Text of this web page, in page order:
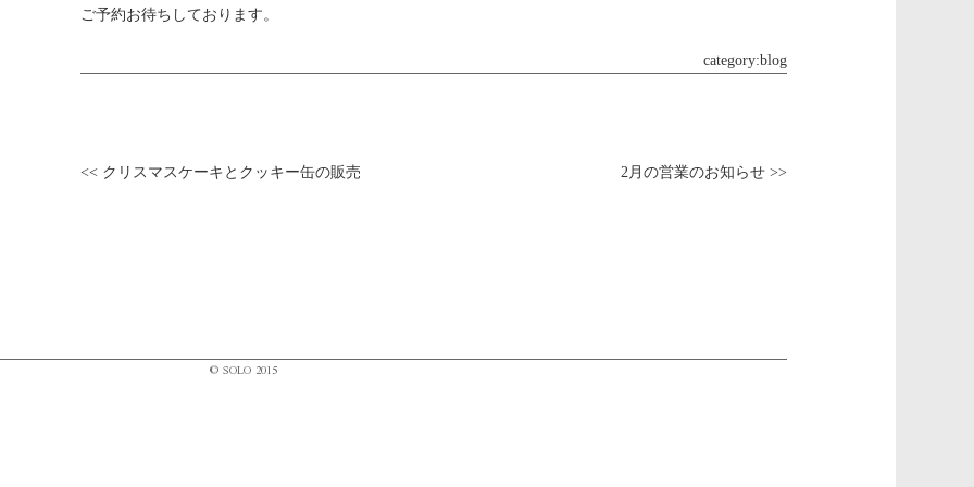
ご予約お待ちしております。
category:blog
<< クリスマスケーキとクッキー缶の販売 2月の営業のお知らせ >>
© SOLO 2015